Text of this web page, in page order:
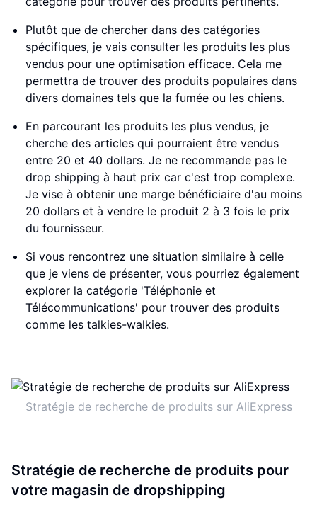
Plutôt que de chercher dans des catégories
spécifiques, je vais consulter les produits les plus
vendus pour une optimisation efficace. Cela me
permettra de trouver des produits populaires dans
divers domaines tels que la fumée ou les chiens.
En parcourant les produits les plus vendus, je
cherche des articles qui pourraient être vendus
entre 20 et 40 dollars. Je ne recommande pas le
drop shipping à haut prix car c'est trop complexe.
Je vise à obtenir une marge bénéficiaire d'au moins
20 dollars et à vendre le produit 2 à 3 fois le prix
du fournisseur.
Si vous rencontrez une situation similaire à celle
que je viens de présenter, vous pourriez également
explorer la catégorie 'Téléphonie et
Télécommunications' pour trouver des produits
comme les talkies-walkies.
Stratégie de recherche de produits sur AliExpress
Stratégie de recherche de produits pour
votre magasin de dropshipping